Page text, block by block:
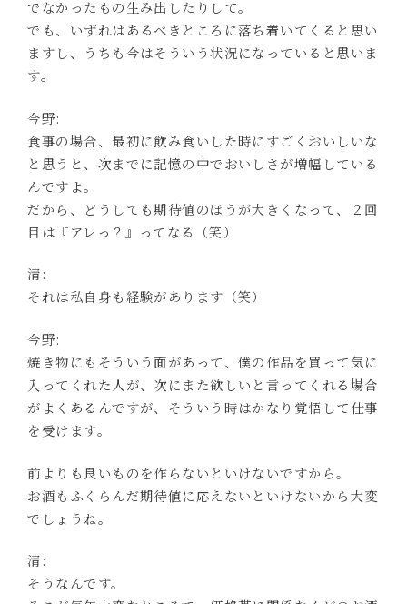
でなかったもの生み出したりして。
でも、いずれはあるべきところに落ち着いてくると思い
ますし、うちも今はそういう状況になっていると思いま
す。
今野:
食事の場合、最初に飲み食いした時にすごくおいしいな
と思うと、次までに記憶の中でおいしさが増幅している
んですよ。
だから、どうしても期待値のほうが大きくなって、２回
目は『アレっ？』ってなる（笑）
清:
それは私自身も経験があります（笑）
今野:
焼き物にもそういう面があって、僕の作品を買って気に
入ってくれた人が、次にまた欲しいと言ってくれる場合
がよくあるんですが、そういう時はかなり覚悟して仕事
を受けます。
前よりも良いものを作らないといけないですから。
お酒もふくらんだ期待値に応えないといけないから大変
でしょうね。
清:
そうなんです。